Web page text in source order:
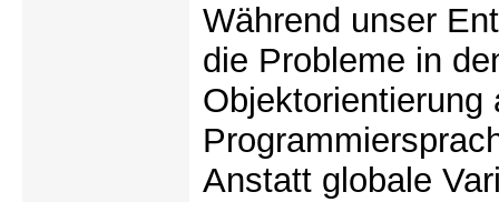
Während unser
die Probleme in
Objektorientierung
Anstatt globale